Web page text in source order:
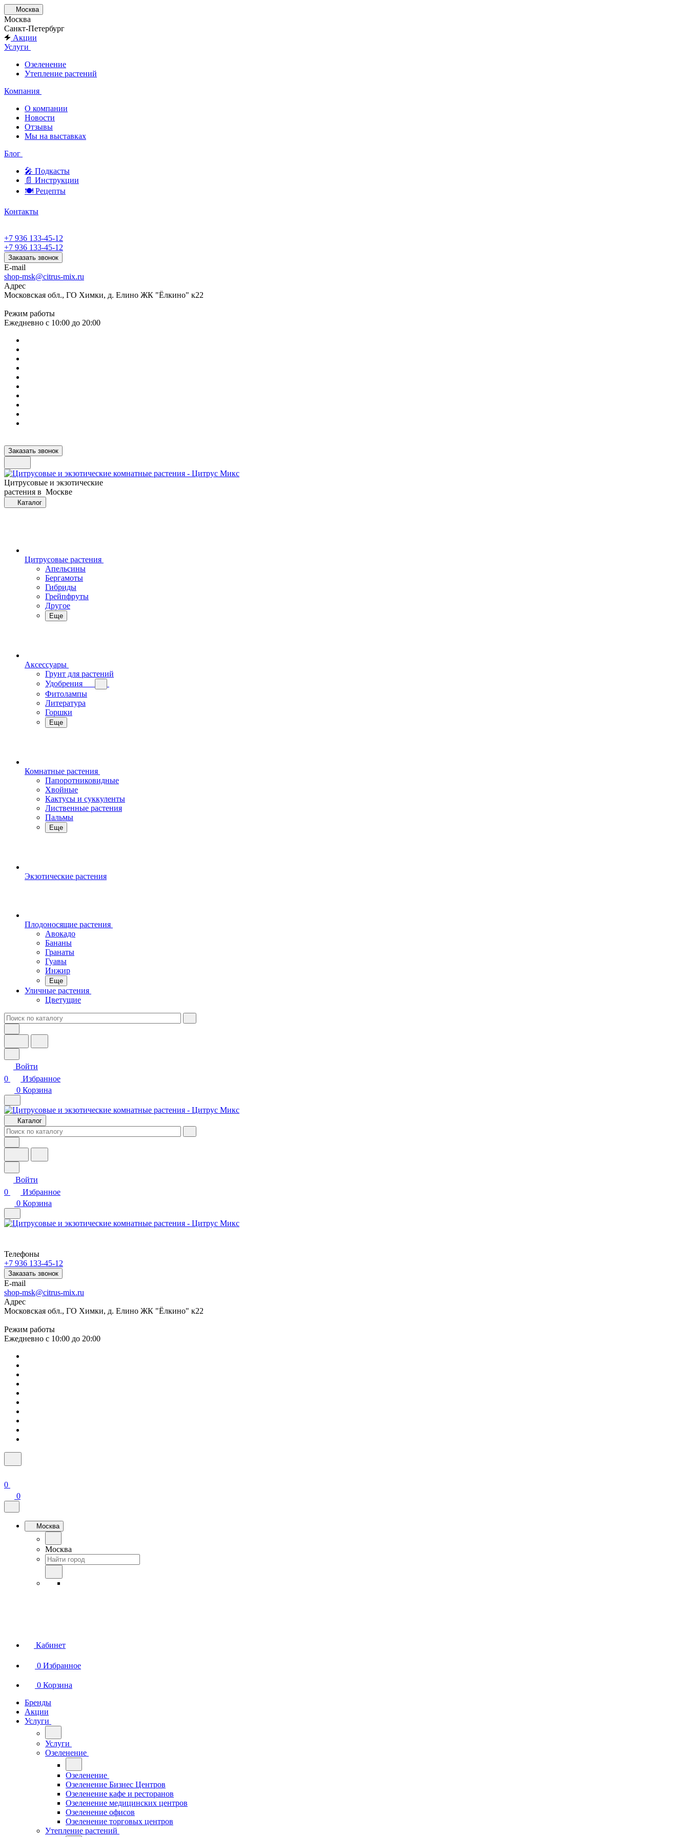
Москва
Москва
Санкт-Петербург
Акции
Услуги
Озеленение
Утепление растений
Компания
О компании
Новости
Отзывы
Мы на выставках
Блог
🎤︎︎ Подкасты
📄 Инструкции
🍽 Рецепты
Контакты
+7 936 133-45-12
+7 936 133-45-12
Заказать звонок
E-mail
shop-msk@citrus-mix.ru
Адрес
Московская обл., ГО Химки, д. Елино ЖК "Ёлкино" к22
Режим работы
Ежедневно с 10:00 до 20:00
Заказать звонок
Цитрусовые и экзотические
растения в Москве
Каталог
Цитрусовые растения
Апельсины
Бергамоты
Гибриды
Грейпфруты
Другое
Еще
Аксессуары
Грунт для растений
Удобрения
Фитолампы
Литература
Горшки
Еще
Комнатные растения
Папоротниковидные
Хвойные
Кактусы и суккуленты
Лиственные растения
Пальмы
Еще
Экзотические растения
Плодоносящие растения
Авокадо
Бананы
Гранаты
Гуавы
Инжир
Еще
Уличные растения
Цветущие
Войти
0
Избранное
0 Корзина
Каталог
Войти
0
Избранное
0 Корзина
Телефоны
+7 936 133-45-12
Заказать звонок
E-mail
shop-msk@citrus-mix.ru
Адрес
Московская обл., ГО Химки, д. Елино ЖК "Ёлкино" к22
Режим работы
Ежедневно с 10:00 до 20:00
0
0
Москва
Москва
Кабинет
0 Избранное
0 Корзина
Бренды
Акции
Услуги
Услуги
Озеленение
Озеленение
Озеленение Бизнес Центров
Озеленение кафе и ресторанов
Озеленение медицинских центров
Озеленение офисов
Озеленение торговых центров
Утепление растений